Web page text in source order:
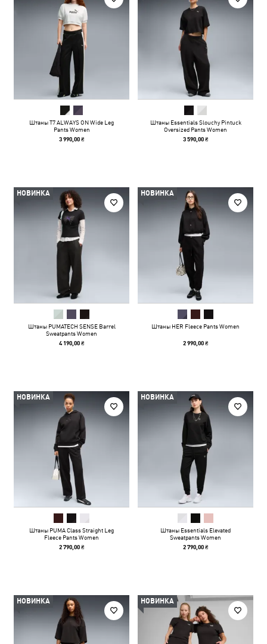
Штаны T7 ALWAYS ON Wide Leg
Pants Women
3 990,00 ₴
Штаны Essentials Slouchy Pintuck
Oversized Pants Women
3 590,00 ₴
НОВИНКА
Штаны PUMATECH SENSE Barrel
Sweatpants Women
4 190,00 ₴
НОВИНКА
Штаны HER Fleece Pants Women
2 990,00 ₴
НОВИНКА
Штаны PUMA Class Straight Leg
Fleece Pants Women
2 790,00 ₴
НОВИНКА
Штаны Essentials Elevated
Sweatpants Women
2 790,00 ₴
НОВИНКА НОВИНКА